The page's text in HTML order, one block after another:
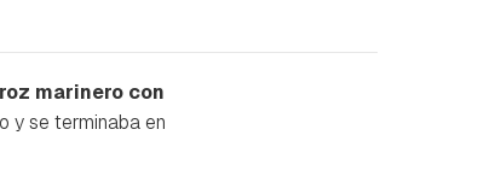
marinero con
y se terminaba en